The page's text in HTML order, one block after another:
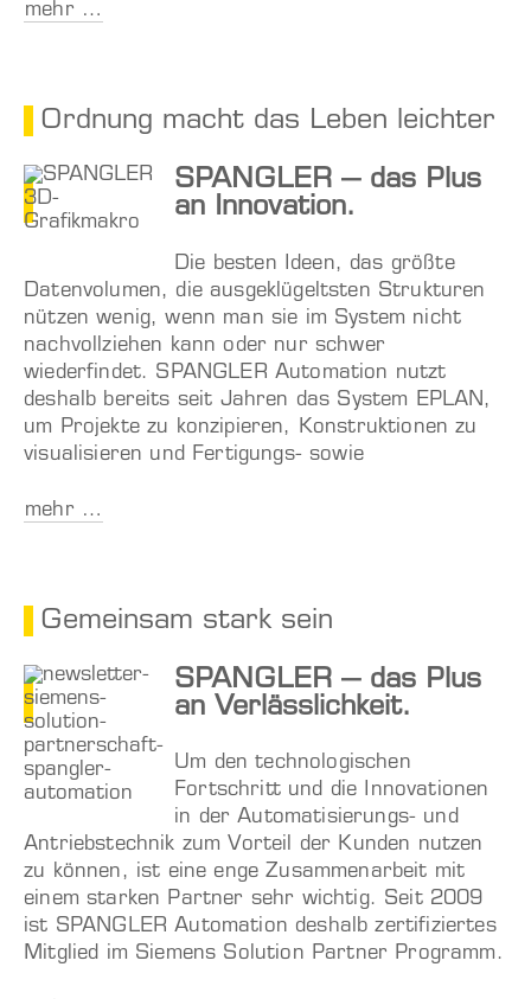
mehr …
Ordnung macht das Leben leichter
SPANGLER – das Plus
an Innovation.
Die besten Ideen, das größte
Datenvolumen, die ausgeklügeltsten Strukturen
nützen wenig, wenn man sie im System nicht
nachvollziehen kann oder nur schwer
wiederfindet. SPANGLER Automation nutzt
deshalb bereits seit Jahren das System EPLAN,
um Projekte zu konzipieren, Konstruktionen zu
visualisieren und Fertigungs- sowie
mehr …
Gemeinsam stark sein
SPANGLER – das Plus
an Verlässlichkeit.
Um den technologischen
Fortschritt und die Innovationen
in der Automatisierungs- und
Antriebstechnik zum Vorteil der Kunden nutzen
zu können, ist eine enge Zusammenarbeit mit
einem starken Partner sehr wichtig. Seit 2009
ist SPANGLER Automation deshalb zertifiziertes
Mitglied im Siemens Solution Partner Programm.